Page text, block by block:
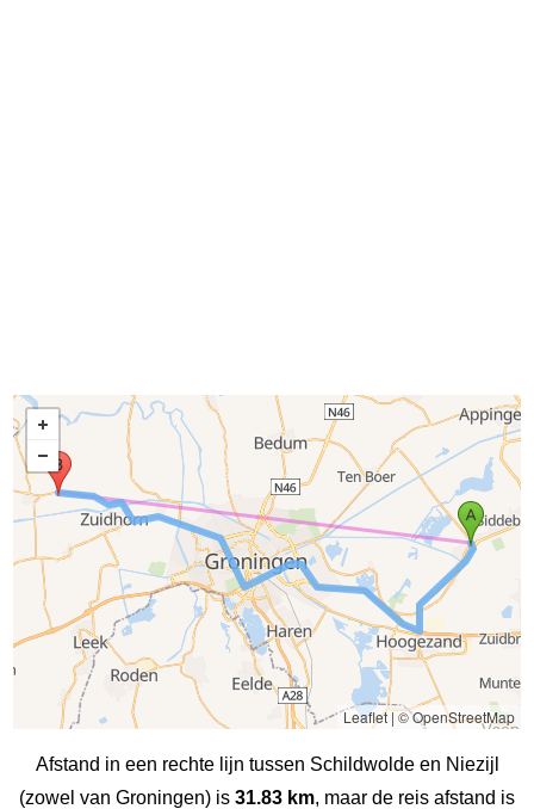
Leaflet|© OpenStreetMap
Afstand in een rechte lijn tussen Schildwolde en Niezijl
(zowel van Groningen) is 31.83 km, maar de reis afstand is